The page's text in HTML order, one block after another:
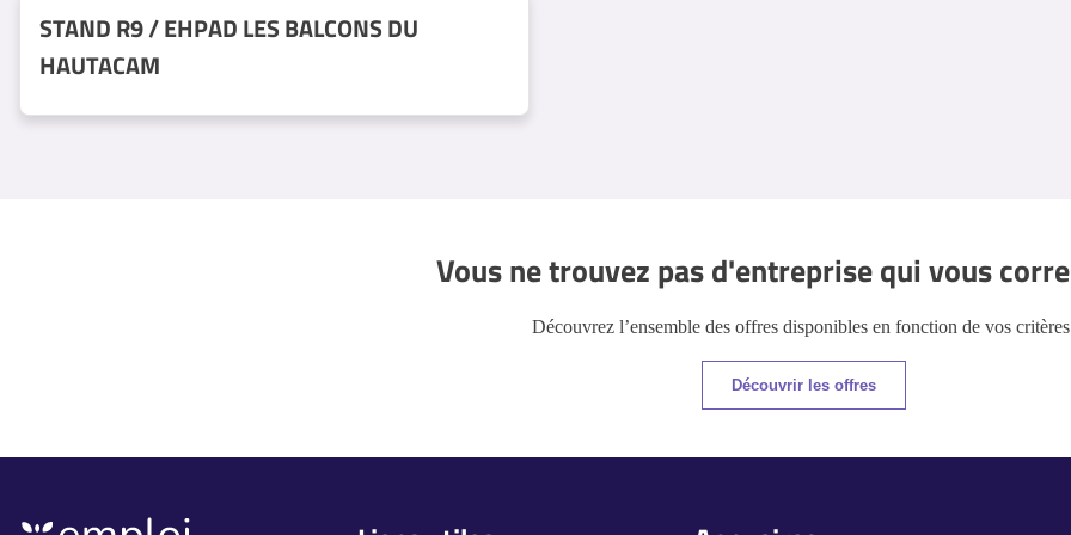
STAND R9 / EHPAD LES BALCONS DU
HAUTACAM
Vous ne trouvez pas d'entreprise qui vous
Découvrez l’ensemble des offres disponibles en fonction de vos
Découvrir les offres